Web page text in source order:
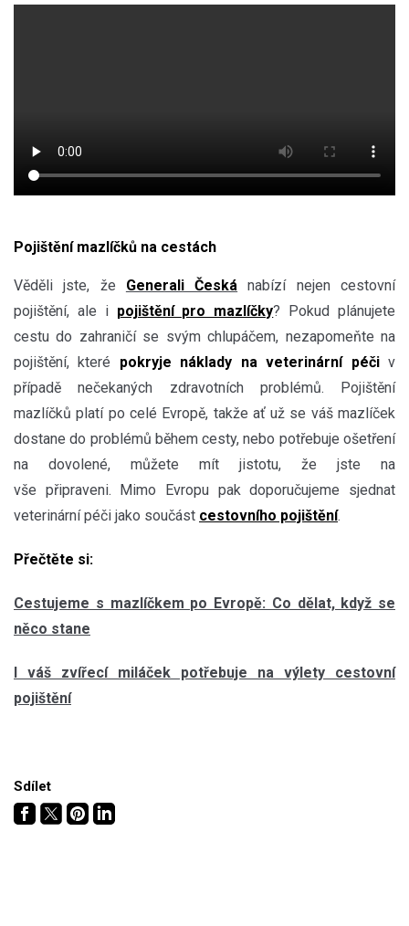
Pojištění mazlíčků na cestách
Věděli jste, že Generali Česká nabízí nejen cestovní
pojištění, ale i pojištění pro mazlíčky? Pokud plánujete
cestu do zahraničí se svým chlupáčem, nezapomeňte na
pojištění, které pokryje náklady na veterinární péčiv
případě nečekaných zdravotních problémů. Pojištění
mazlíčků platí po celé Evropě, takže ať už se váš mazlíček
dostane do problémů během cesty, nebo potřebuje ošetření
na dovolené, můžete mít jistotu, že jste na
vše připraveni. Mimo Evropu pak doporučujeme sjednat
veterinární péči jako součást cestovního pojištění.
Přečtěte si:
Cestujeme s mazlíčkem po Evropě: Co dělat, když se
něco stane
I váš zvířecí miláček potřebuje na výlety cestovní
pojištění
Sdílet